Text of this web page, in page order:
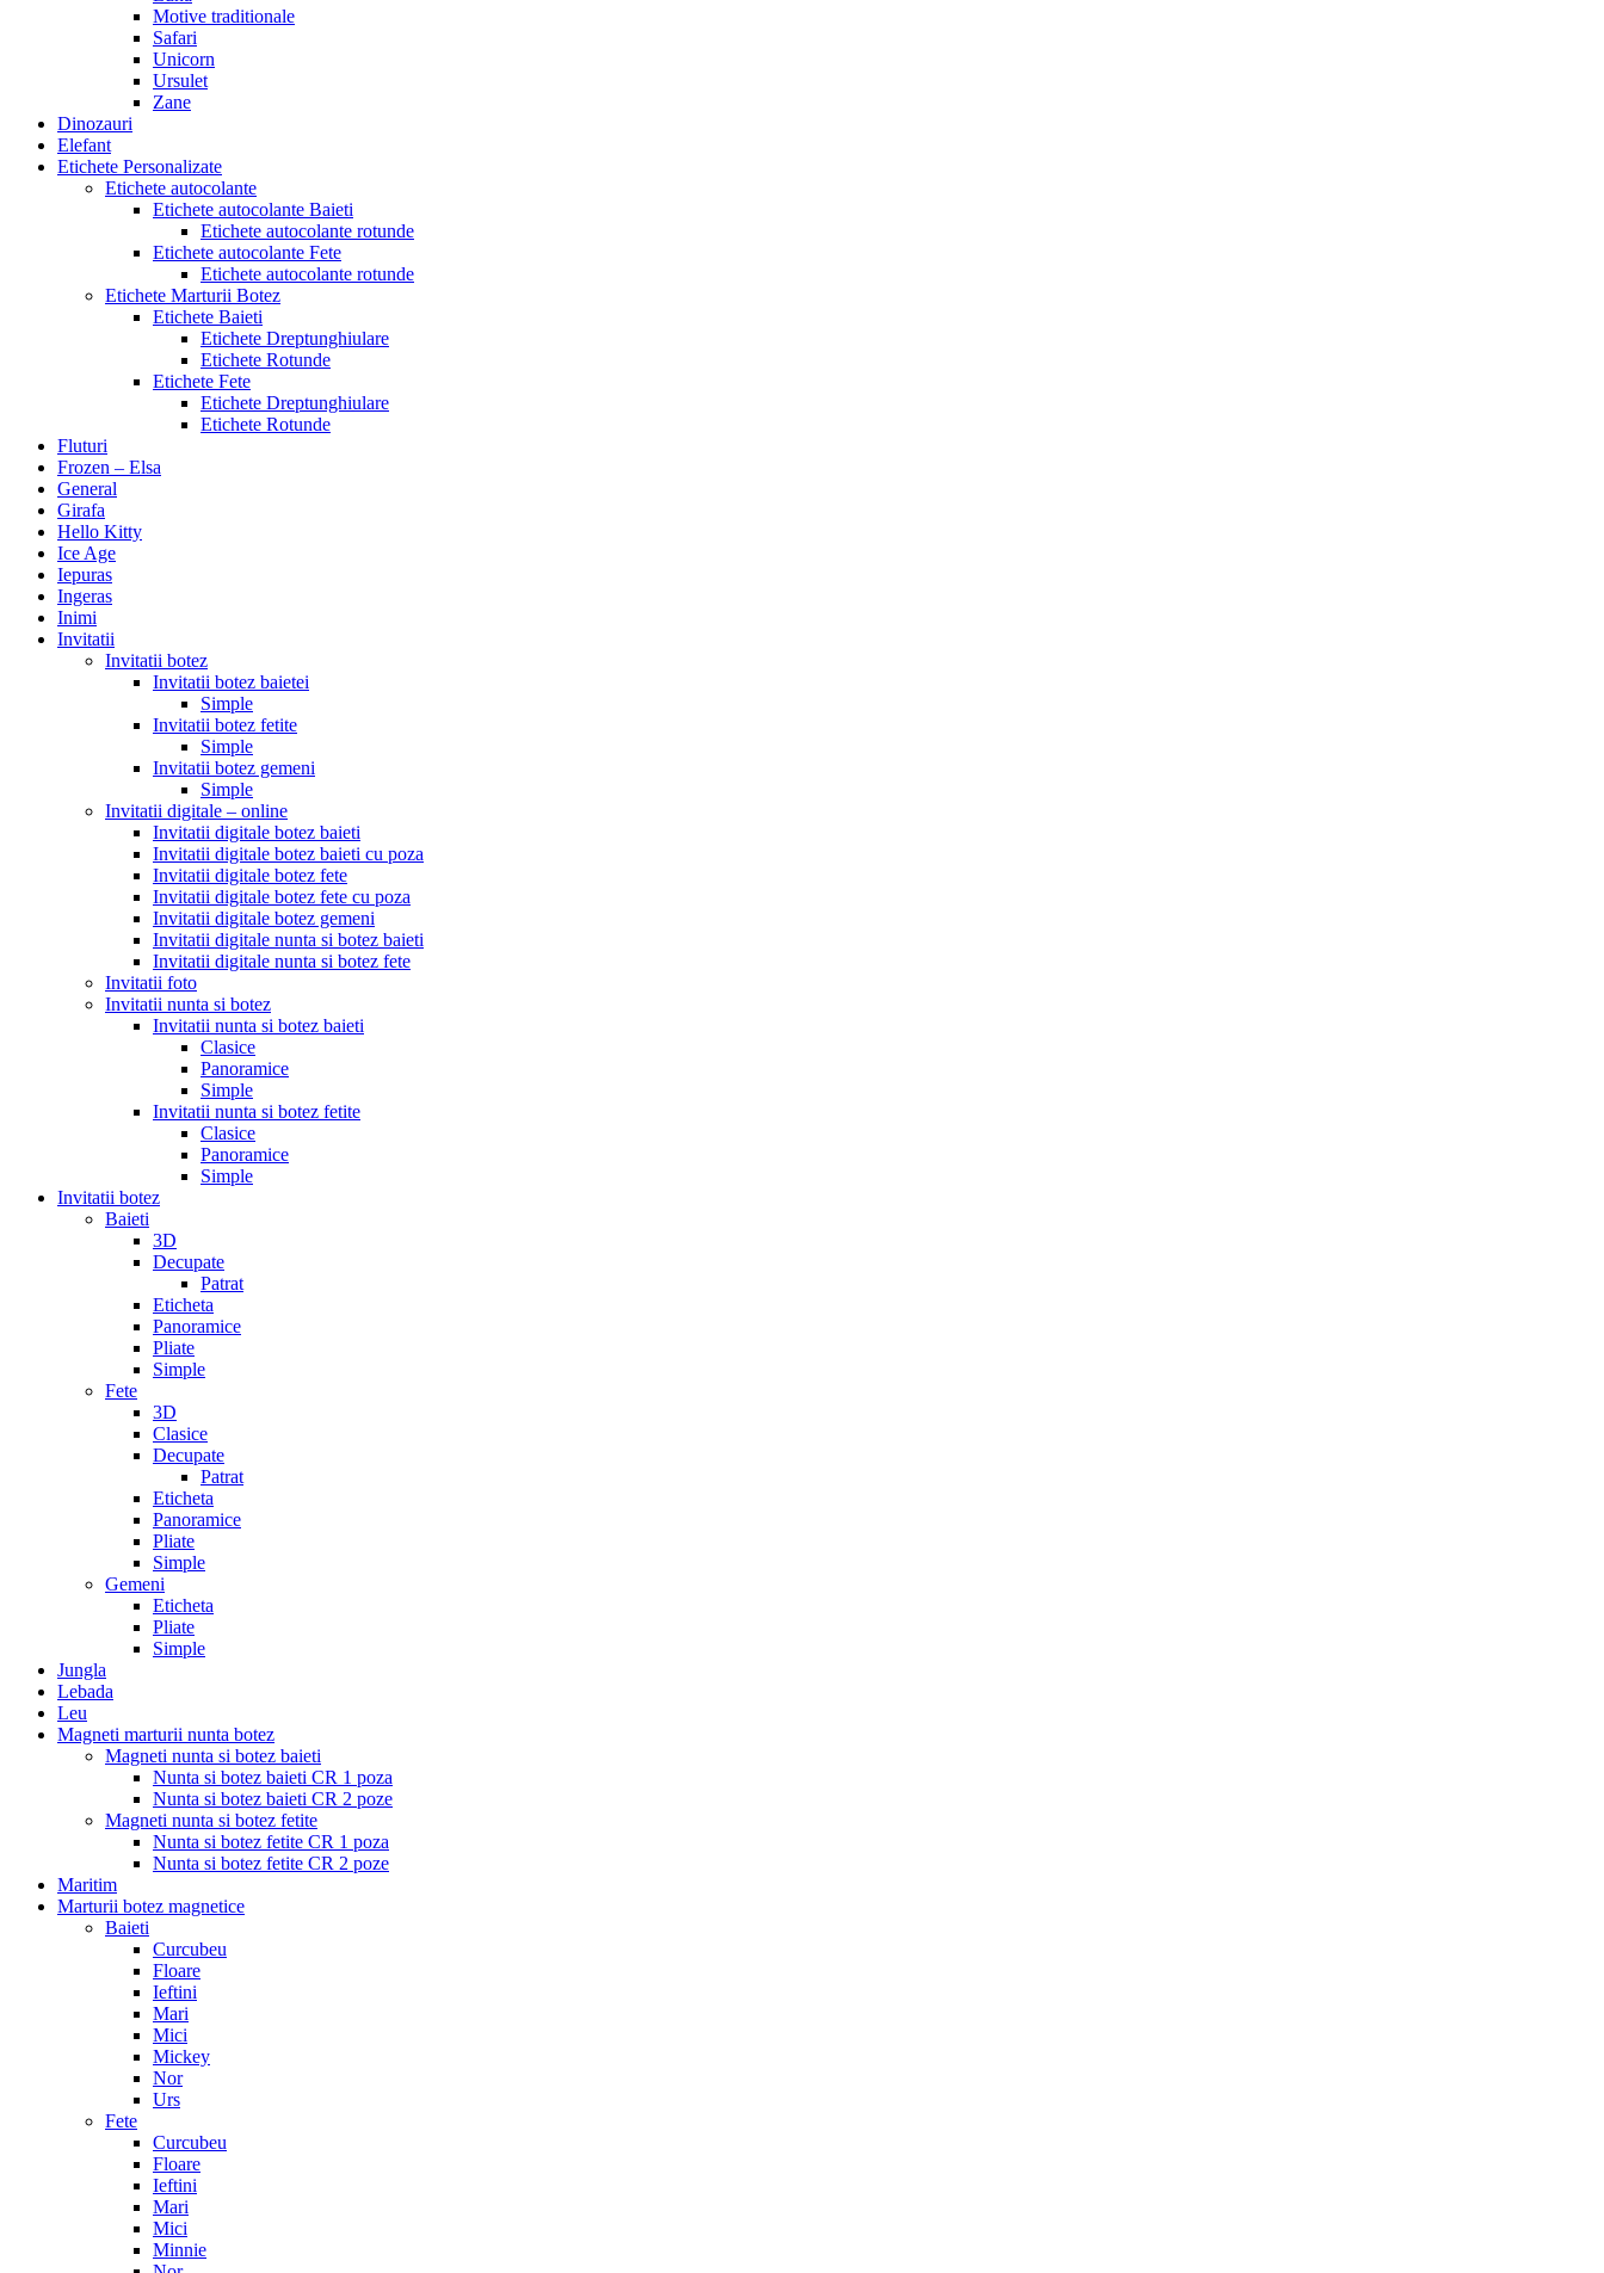
Motive traditionale
Safari
Unicorn
Ursulet
Zane
Dinozauri
Elefant
Etichete Personalizate
Etichete autocolante
Etichete autocolante Baieti
Etichete autocolante rotunde
Etichete autocolante Fete
Etichete autocolante rotunde
Etichete Marturii Botez
Etichete Baieti
Etichete Dreptunghiulare
Etichete Rotunde
Etichete Fete
Etichete Dreptunghiulare
Etichete Rotunde
Fluturi
Frozen – Elsa
General
Girafa
Hello Kitty
Ice Age
Iepuras
Ingeras
Inimi
Invitatii
Invitatii botez
Invitatii botez baietei
Simple
Invitatii botez fetite
Simple
Invitatii botez gemeni
Simple
Invitatii digitale – online
Invitatii digitale botez baieti
Invitatii digitale botez baieti cu poza
Invitatii digitale botez fete
Invitatii digitale botez fete cu poza
Invitatii digitale botez gemeni
Invitatii digitale nunta si botez baieti
Invitatii digitale nunta si botez fete
Invitatii foto
Invitatii nunta si botez
Invitatii nunta si botez baieti
Clasice
Panoramice
Simple
Invitatii nunta si botez fetite
Clasice
Panoramice
Simple
Invitatii botez
Baieti
3D
Decupate
Patrat
Eticheta
Panoramice
Pliate
Simple
Fete
3D
Clasice
Decupate
Patrat
Eticheta
Panoramice
Pliate
Simple
Gemeni
Eticheta
Pliate
Simple
Jungla
Lebada
Leu
Magneti marturii nunta botez
Magneti nunta si botez baieti
Nunta si botez baieti CR 1 poza
Nunta si botez baieti CR 2 poze
Magneti nunta si botez fetite
Nunta si botez fetite CR 1 poza
Nunta si botez fetite CR 2 poze
Maritim
Marturii botez magnetice
Baieti
Curcubeu
Floare
Ieftini
Mari
Mici
Mickey
Nor
Urs
Fete
Curcubeu
Floare
Ieftini
Mari
Mici
Minnie